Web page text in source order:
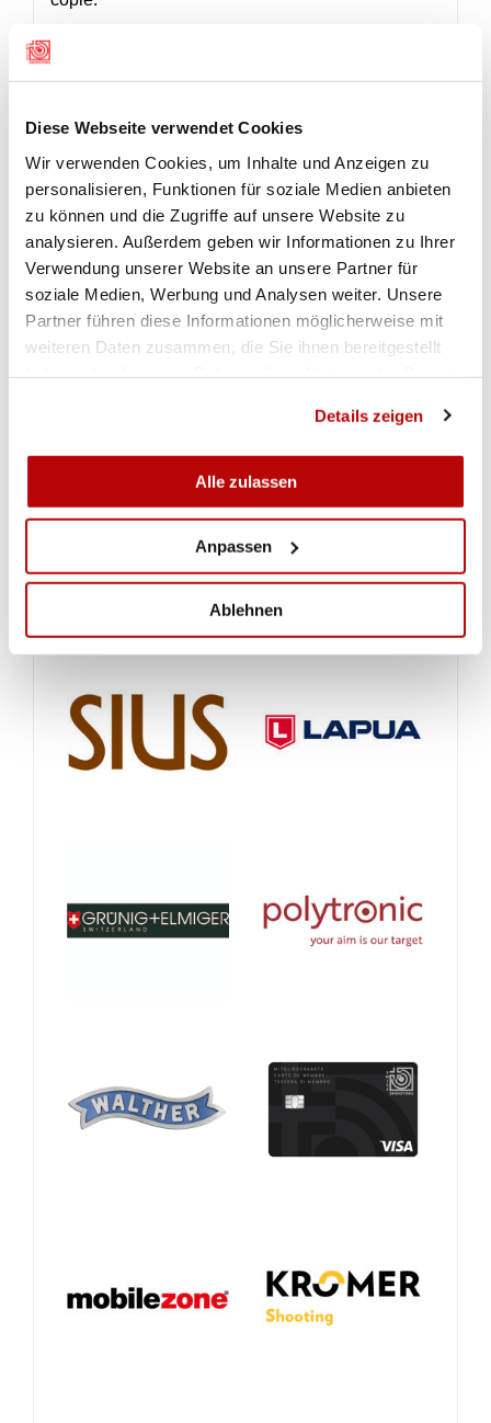
Diese Webseite verwendet Cookies
Wir verwenden Cookies, um Inhalte und Anzeigen zu
personalisieren, Funktionen für soziale Medien anbieten
zu können und die Zugriffe auf unsere Website zu
analysieren. Außerdem geben wir Informationen zu Ihrer
Verwendung unserer Website an unsere Partner für
soziale Medien, Werbung und Analysen weiter. Unsere
Partner führen diese Informationen möglicherweise mit
weiteren Daten zusammen, die Sie ihnen bereitgestellt
Details zeigen
Alle zulassen
Anpassen
Ablehnen
gare. Tutti i mezzi ausiliari e gli accessori devono
essere presenti nell'elenco dei mezzi ausiliari
dell'Esercito svizzero.
MEDIENMITTEILUNG
Medienmiteilung von SIG Sauer